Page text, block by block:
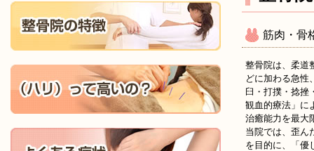
筋肉・骨
整骨院は、柔道
どに加わる急性
臼・打撲・捻挫
観血的療法」に
治癒能力を最大
当院では、歪ん
を目的に、「優